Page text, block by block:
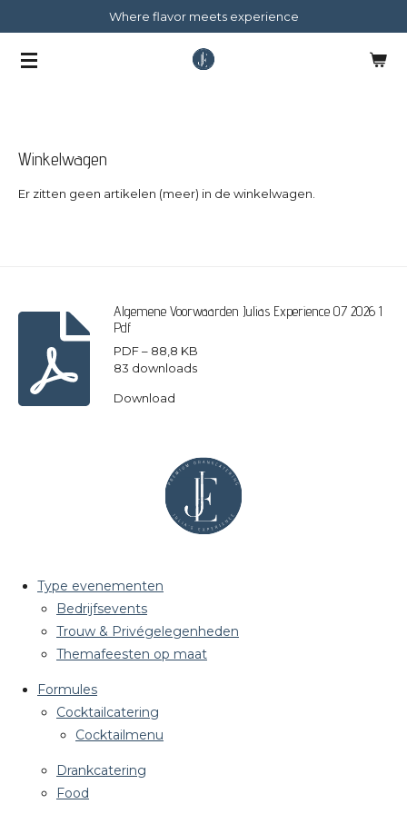
naar
Where flavor meets experience
Winkelwagen
Er zitten geen artikelen (meer) in de winkelwagen.
Algemene Voorwaarden Julias Experience 07 2026 1
Pdf
PDF – 88,8 KB
83 downloads
Download
Type evenementen
Bedrijfsevents
Trouw & Privégelegenheden
Themafeesten op maat
Formules
Cocktailcatering
Cocktailmenu
Drankcatering
Food